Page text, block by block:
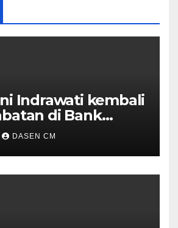
Indrawati kembali
di Bank
DASEN CM